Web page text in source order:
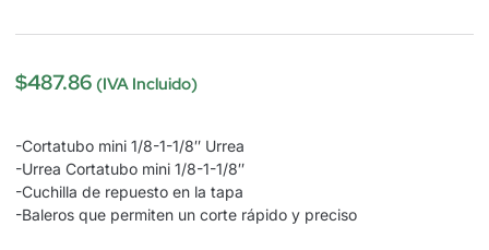
$487.86 (IVA Incluido)
-Cortatubo mini 1/8-1-1/8″ Urrea
-Urrea Cortatubo mini 1/8-1-1/8″
-Cuchilla de repuesto en la tapa
-Baleros que permiten un corte rápido y preciso